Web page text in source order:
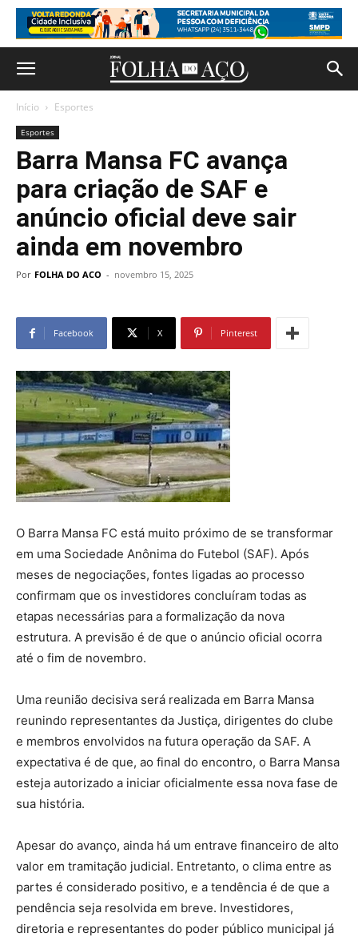
Início Esportes
Esportes
Barra Mansa FC avança
para criação de SAF e
anúncio oficial deve sair
ainda em novembro
Por FOLHA DO ACO - novembro 15, 2025
Facebook X Pinterest
O Barra Mansa FC está muito próximo de se transformar
em uma Sociedade Anônima do Futebol (SAF). Após
meses de negociações, fontes ligadas ao processo
confirmam que os investidores concluíram todas as
etapas necessárias para a formalização da nova
estrutura. A previsão é de que o anúncio oficial ocorra
até o fim de novembro.
Uma reunião decisiva será realizada em Barra Mansa
reunindo representantes da Justiça, dirigentes do clube
e membros envolvidos na futura operação da SAF. A
expectativa é de que, ao final do encontro, o Barra Mansa
esteja autorizado a iniciar oficialmente essa nova fase de
sua história.
Apesar do avanço, ainda há um entrave financeiro de alto
valor em tramitação judicial. Entretanto, o clima entre as
partes é considerado positivo, e a tendência é de que a
pendência seja resolvida em breve. Investidores,
diretoria e representantes do poder público municipal já